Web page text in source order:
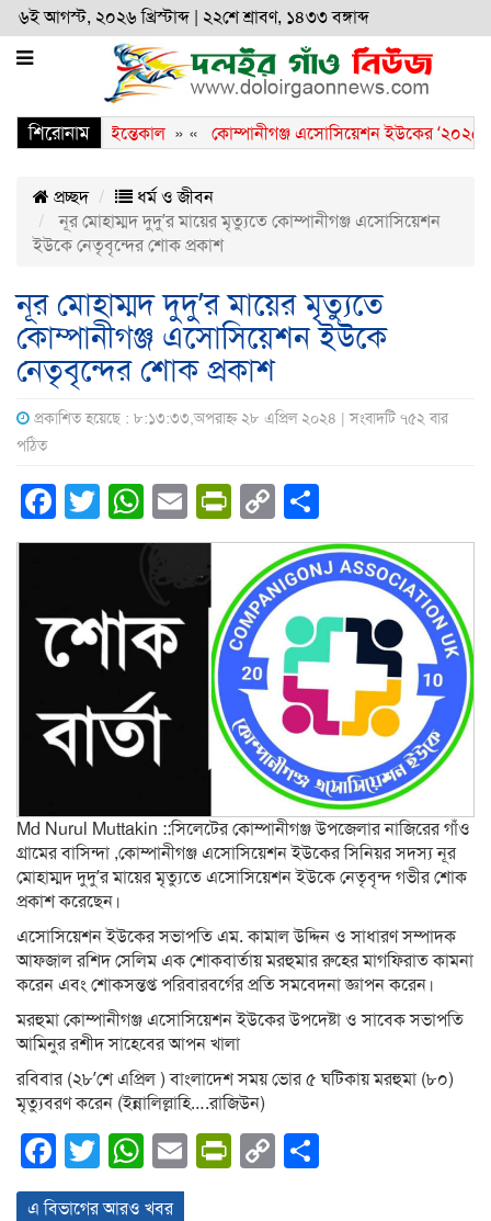
৬ই আগস্ট, ২০২৬ খ্রিস্টাব্দ ২২শে শ্রাবণ, ১৪৩৩ বঙ্গাব্দ
শিরোনাম
জিয়ার ইন্তেকাল» « কোম্পানীগঞ্জ এসোসিয়েশন ইউকের ‘২০২৫-২৭’
প্রচ্ছদ
ধর্ম ও জীবন
নূর মোহাম্মদ দুদু’র মায়ের মৃত্যুতে কোম্পানীগঞ্জ এসোসিয়েশন
ইউকে নেতৃবৃন্দের শোক প্রকাশ
নূর মোহাম্মদ দুদু’র মায়ের মৃত্যুতে
কোম্পানীগঞ্জ এসোসিয়েশন ইউকে
নেতৃবৃন্দের শোক প্রকাশ
প্রকাশিত হয়েছে : ৮:১৩:৩৩,অপরাহ্ন ২৮ এপ্রিল ২০২৪ | সংবাদটি ৭৫২ বার
পঠিত
Facebook
Twitter
WhatsApp
EmailPrintFriendly
Copy
Link
Md Nurul Muttakin ::সিলেটের কোম্পানীগঞ্জ উপজেলার নাজিরের গাঁও
গ্রামের বাসিন্দা ,কোম্পানীগঞ্জ এসোসিয়েশন ইউকের সিনিয়র সদস্য নূর
মোহাম্মদ দুদু’র মায়ের মৃত্যুতে এসোসিয়েশন ইউকে নেতৃবৃন্দ গভীর শোক
প্রকাশ করেছেন।
এসোসিয়েশন ইউকের সভাপতি এম. কামাল উদ্দিন ও সাধারণ সম্পাদক
আফজাল রশিদ সেলিম এক শোকবার্তায় মরহুমার রুহের মাগফিরাত কামনা
করেন এবং শোকসন্তপ্ত পরিবারবর্গের প্রতি সমবেদনা জ্ঞাপন করেন।
মরহুমা কোম্পানীগঞ্জ এসোসিয়েশন ইউকের উপদেষ্টা ও সাবেক সভাপতি
আমিনুর রশীদ সাহেবের আপন খালা
রবিবার (২৮’শে এপ্রিল ) বাংলাদেশ সময় ভোর ৫ ঘটিকায় মরহুমা (৮০)
মৃত্যুবরণ করেন (ইন্নালিল্লাহি….রাজিউন)
Facebook
Twitter
WhatsApp
EmailPrintFriendly
Copy
এ বিভাগের আরও খবর